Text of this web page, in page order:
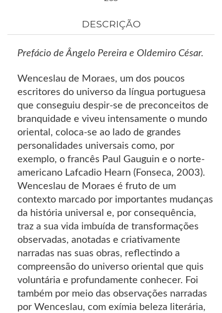
DESCRIÇÃO
Prefácio de Ângelo Pereira e Oldemiro César.
Wenceslau de Moraes, um dos poucos
escritores do universo da língua portuguesa
que conseguiu despir-se de preconceitos de
branquidade e viveu intensamente o mundo
oriental, coloca-se ao lado de grandes
personalidades universais como, por
exemplo, o francês Paul Gauguin e o norte-
americano Lafcadio Hearn (Fonseca, 2003).
Wenceslau de Moraes é fruto de um
contexto marcado por importantes mudanças
da história universal e, por consequência,
traz a sua vida imbuída de transformações
observadas, anotadas e criativamente
narradas nas suas obras, reflectindo a
compreensão do universo oriental que quis
voluntária e profundamente conhecer. Foi
também por meio das observações narradas
por Wenceslau, com exímia beleza literária,